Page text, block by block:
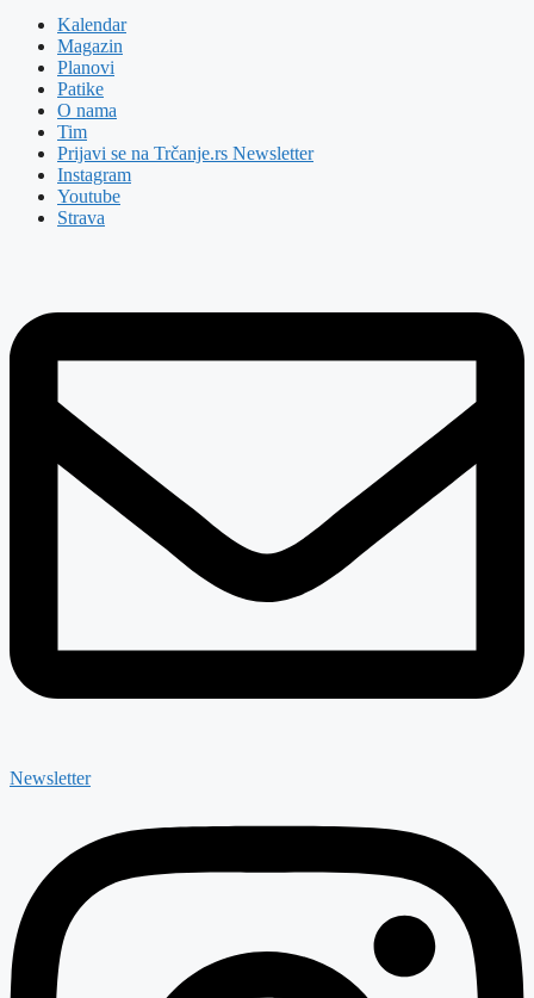
Kalendar
Magazin
Planovi
Patike
O nama
Tim
Prijavi se na Trčanje.rs Newsletter
Instagram
Youtube
Strava
Newsletter